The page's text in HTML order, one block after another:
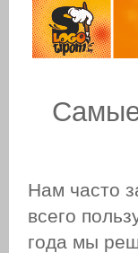
Нам часто
всего
года мы